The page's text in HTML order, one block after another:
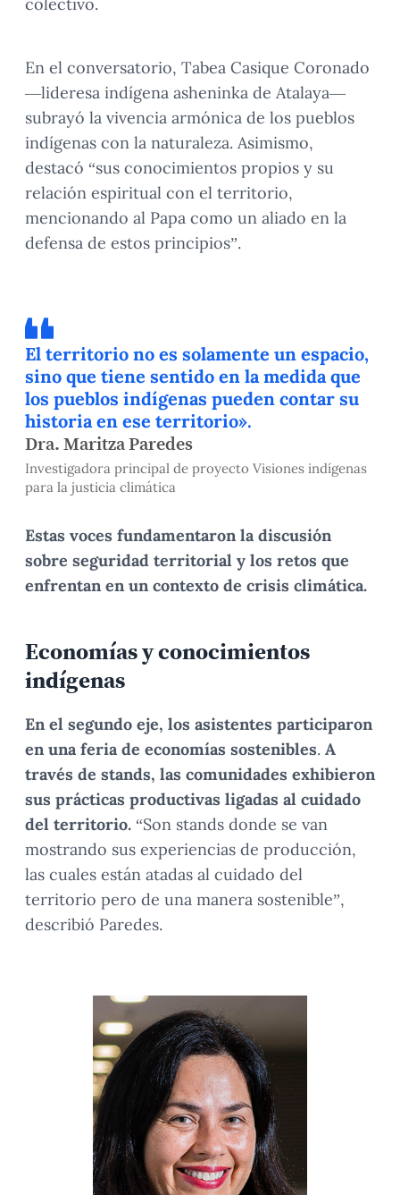
En el conversatorio, Tabea Casique Coronado
—lideresa indígena asheninka de Atalaya—
subrayó la vivencia armónica de los pueblos
indígenas con la naturaleza. Asimismo,
destacó “sus conocimientos propios y su
relación espiritual con el territorio,
mencionando al Papa como un aliado en la
defensa de estos principios”.
El territorio no es solamente un espacio,
sino que tiene sentido en la medida que
los pueblos indígenas pueden contar su
historia en ese territorio».
Dra. Maritza Paredes
Investigadora principal de proyecto Visiones indígenas
para la justicia climática
Estas voces fundamentaron la discusión
sobre seguridad territorial y los retos que
enfrentan en un contexto de crisis climática.
Economías y conocimientos
indígenas
En el segundo eje, los asistentes participaron
en una feria de economías sostenibles. A
través de stands, las comunidades exhibieron
sus prácticas productivas ligadas al cuidado
del territorio. “Son stands donde se van
mostrando sus experiencias de producción,
las cuales están atadas al cuidado del
territorio pero de una manera sostenible”,
describió Paredes.